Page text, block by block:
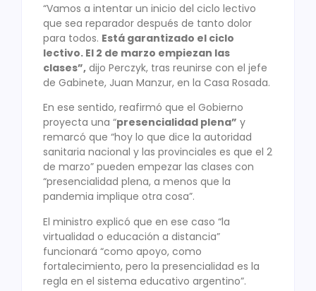
“Vamos a intentar un inicio del ciclo lectivo
que sea reparador después de tanto dolor
para todos. Está garantizado el ciclo
lectivo. El 2 de marzo empiezan las
clases”, dijo Perczyk, tras reunirse con el jefe
de Gabinete, Juan Manzur, en la Casa Rosada.
En ese sentido, reafirmó que el Gobierno
proyecta una “presencialidad plena” y
remarcó que “hoy lo que dice la autoridad
sanitaria nacional y las provinciales es que el 2
de marzo” pueden empezar las clases con
“presencialidad plena, a menos que la
pandemia implique otra cosa”.
El ministro explicó que en ese caso “la
virtualidad o educación a distancia”
funcionará “como apoyo, como
fortalecimiento, pero la presencialidad es la
regla en el sistema educativo argentino”.